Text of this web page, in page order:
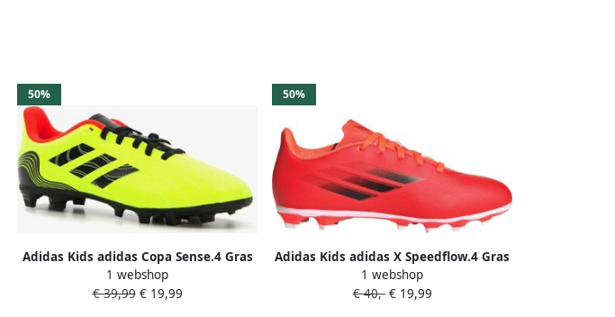
50%
Adidas Kids adidas Copa Sense.4 Gras
Kunstgras Voetbalschoenen(FxG)Kids
Geel Zwart Rood
1 webshop
€ 39,99€ 19,99
50%
Adidas Kids adidas X Speedflow.4 Gras
Kunstgras Voetbalschoenen (FxG) Kids
Rood Zwart Rood
1 webshop
€ 40,-€ 19,99